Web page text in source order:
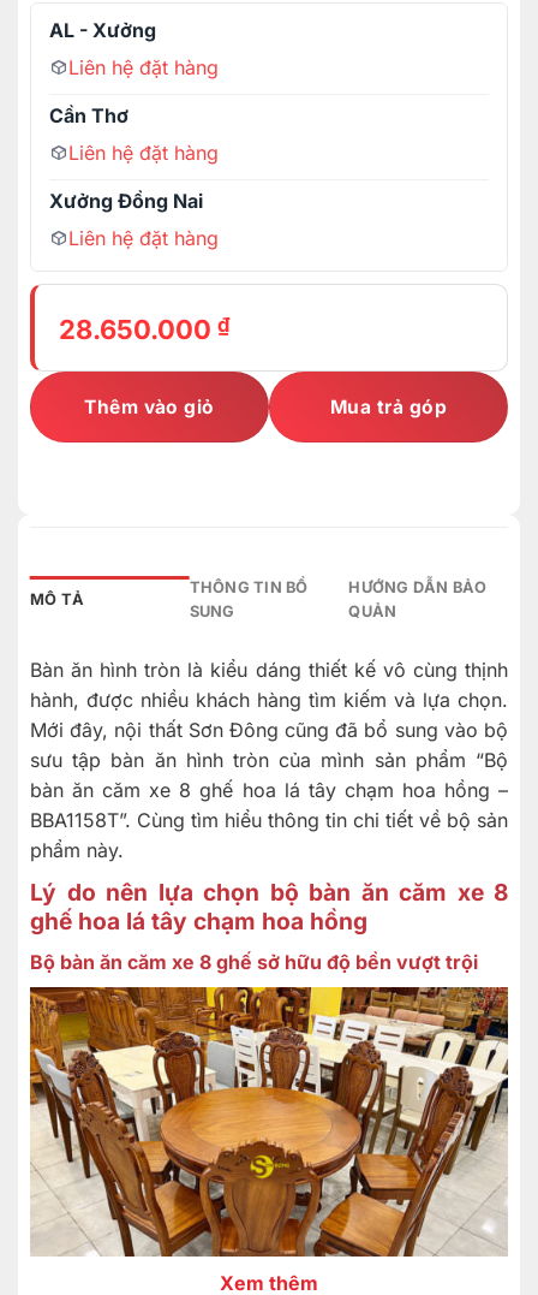
AL - Xưởng
Liên hệ đặt hàng
Cần Thơ
Liên hệ đặt hàng
Xưởng Đồng Nai
Liên hệ đặt hàng
28.650.000 ₫
Thêm vào giỏ Mua trả góp
MÔ TẢ
THÔNG TIN BỔ
SUNG
HƯỚNG DẪN BẢO
QUẢN
Bàn ăn hình tròn là kiểu dáng thiết kế vô cùng thịnh
hành, được nhiều khách hàng tìm kiếm và lựa chọn.
Mới đây, nội thất Sơn Đông cũng đã bổ sung vào bộ
sưu tập bàn ăn hình tròn của mình sản phẩm “Bộ
bàn ăn căm xe 8 ghế hoa lá tây chạm hoa hồng –
BBA1158T”. Cùng tìm hiểu thông tin chi tiết về bộ sản
phẩm này.
Lý do nên lựa chọn bộ bàn ăn căm xe 8
ghế hoa lá tây chạm hoa hồng
Bộ bàn ăn căm xe 8 ghế sở hữu độ bền vượt trội
Xem thêm